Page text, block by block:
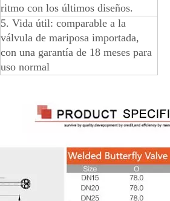
ritmo con los últimos diseños.
5. Vida útil: comparable a la
válvula de mariposa importada,
con una garantía de 18 meses para
uso normal